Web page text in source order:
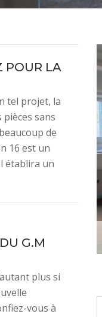
POUR LA
tel projet, la
sans
de
16 est un
établira un
G.M
plus si
vous à